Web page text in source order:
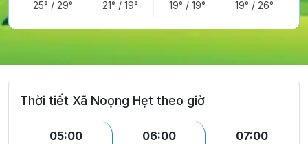
25° /29° 21° / 19° 19° / 19° 19° /26°
Thời tiết Xã Noọng Hẹt theo giờ
05:00 06:00 07:00